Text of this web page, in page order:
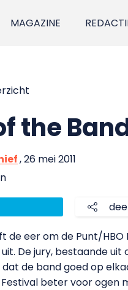
MAGAZINE
the
, 26 mei 2011
de eer om de Punt/
De jury, bestaande
de band goed op
beter voor ogen